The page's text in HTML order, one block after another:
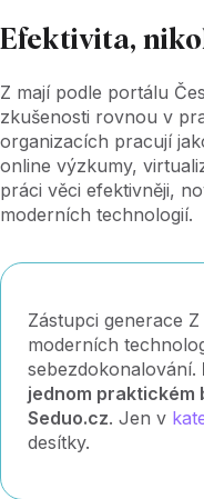
Efektivita,
Z mají podle portálu
zkušenosti rovnou v
organizacích pracují
online výzkumy,
práci věci efektivněji,
moderních technologií.
Zástupci generace
moderních
sebezdokonalování.
jednom praktickém
Seduo.cz. Jen v
desítky.